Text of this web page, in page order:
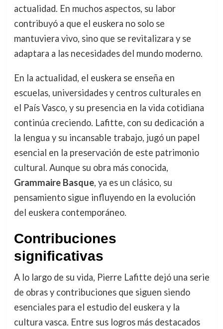
actualidad. En muchos aspectos, su labor
contribuyó a que el euskera no solo se
mantuviera vivo, sino que se revitalizara y se
adaptara a las necesidades del mundo moderno.
En la actualidad, el euskera se enseña en
escuelas, universidades y centros culturales en
el País Vasco, y su presencia en la vida cotidiana
continúa creciendo. Lafitte, con su dedicación a
la lengua y su incansable trabajo, jugó un papel
esencial en la preservación de este patrimonio
cultural. Aunque su obra más conocida,
Grammaire Basque, ya es un clásico, su
pensamiento sigue influyendo en la evolución
del euskera contemporáneo.
Contribuciones
significativas
A lo largo de su vida, Pierre Lafitte dejó una serie
de obras y contribuciones que siguen siendo
esenciales para el estudio del euskera y la
cultura vasca. Entre sus logros más destacados